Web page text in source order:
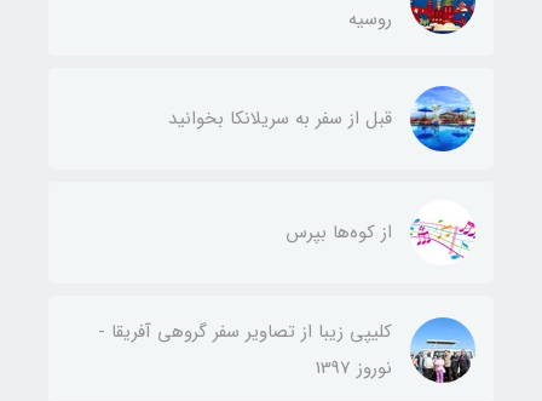
روسیه
قبل از سفر به سریلانکا بخوانید
از کوه‌ها بپرس
کلیپی زیبا از تصاویر سفر گروهی آفریقا -
نوروز 1397